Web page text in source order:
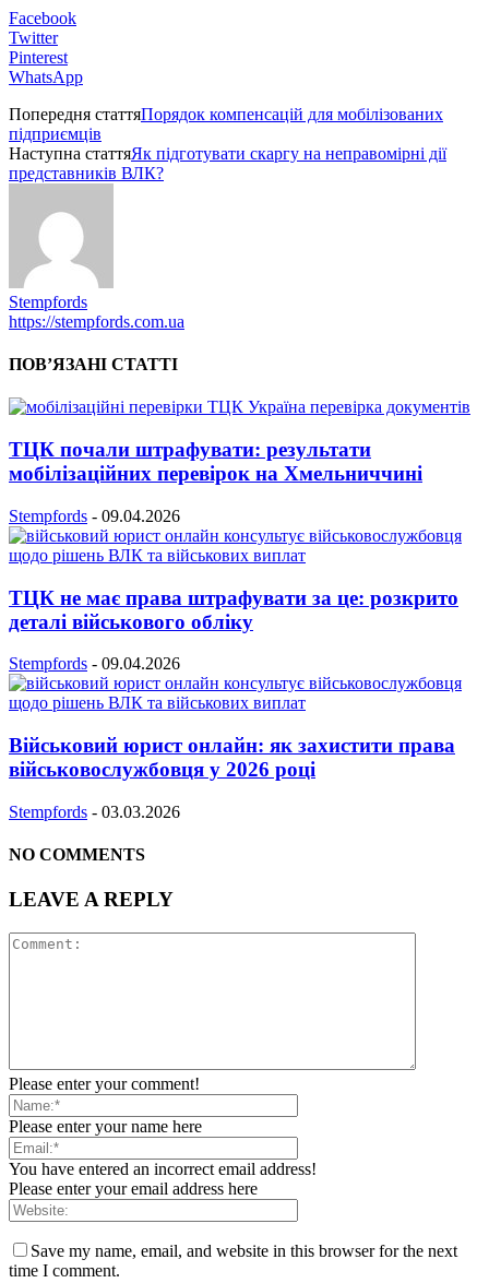
Facebook
Twitter
Pinterest
WhatsApp
Попередня статтяПорядок компенсацій для мобілізованих
підприємців
Наступна статтяЯк підготувати скаргу на неправомірні дії
представників ВЛК?
Stempfords
https://stempfords.com.ua
ПОВ’ЯЗАНІ СТАТТІ
ТЦК почали штрафувати: результати
мобілізаційних перевірок на Хмельниччині
Stempfords - 09.04.2026
ТЦК не має права штрафувати за це: розкрито
деталі військового обліку
Stempfords - 09.04.2026
Військовий юрист онлайн: як захистити права
військовослужбовця у 2026 році
Stempfords - 03.03.2026
NO COMMENTS
LEAVE A REPLY
Please enter your comment!
Please enter your name here
You have entered an incorrect email address!
Please enter your email address here
Save my name, email, and website in this browser for the next
time I comment.